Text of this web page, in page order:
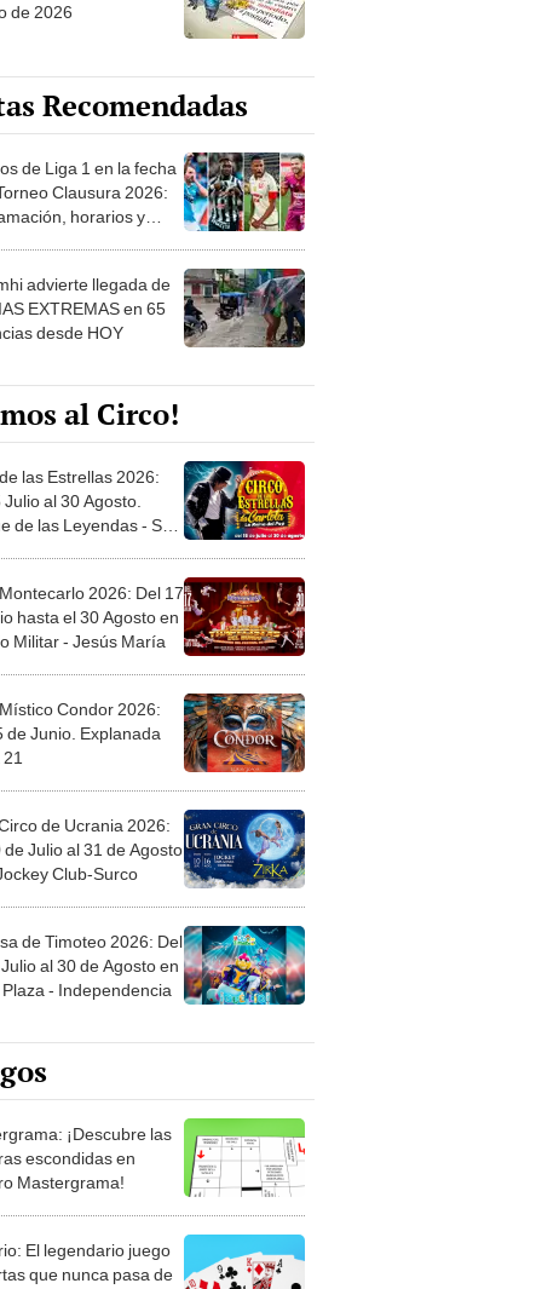
de 2026
Recomendadas
de Liga 1 en la fecha
Clausura 2026:
horarios y
advierte llegada de
EXTREMAS en 65
desde HOY
al Circo!
las Estrellas 2026:
Julio al 30 Agosto.
de las Leyendas - San
2026: Del 17
hasta el 30 Agosto en
Militar - Jesús María
Condor 2026:
de Junio. Explanada
de Ucrania 2026:
de Julio al 31 de Agosto
Club-Surco
de Timoteo 2026: Del
al 30 de Agosto en
- Independencia
¡Descubre las
escondidas en
Mastergrama!
El legendario juego
que nunca pasa de